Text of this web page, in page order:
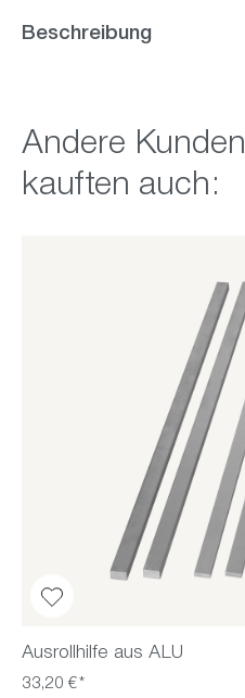
Beschreibung
Produktgalerie überspringen
Andere Kunden
kauften auch:
Ausrollhilfe aus ALU
33,20 €*